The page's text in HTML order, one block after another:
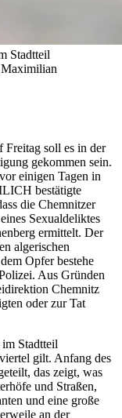
Stadtteil
Freitag soll es in der
gekommen sein.
einigen Tagen in
bestätigte
die Chemnitzer
Sexualdeliktes
ermittelt. Der
algerischen
Opfer bestehe
Aus Gründen
Chemnitz
oder zur Tat
Stadtteil
gilt. Anfang des
das zeigt, was
und Straßen,
und eine große
an der